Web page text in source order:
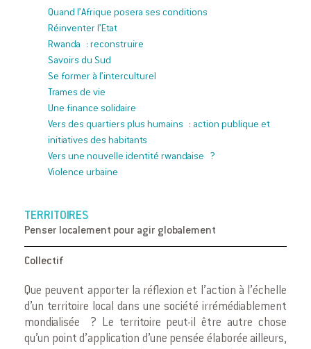
Quand l’Afrique posera ses conditions
Réinventer l’Etat
Rwanda : reconstruire
Savoirs du Sud
Se former à l’interculturel
Trames de vie
Une finance solidaire
Vers des quartiers plus humains : action publique et
initiatives des habitants
Vers une nouvelle identité rwandaise ?
Violence urbaine
TERRITOIRES
Penser localement pour agir globalement
Collectif
Que peuvent apporter la réflexion et l’action à l’échelle
d’un territoire local dans une société irrémédiablement
mondialisée ? Le territoire peut-il être autre chose
qu’un point d’application d’une pensée élaborée ailleurs,